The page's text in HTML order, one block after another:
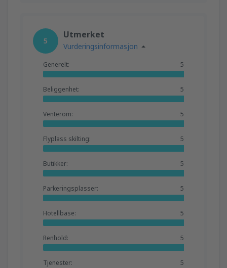
5
Utmerket
Vurderingsinformasjon
Generelt: 5
Beliggenhet: 5
Venterom: 5
Flyplass skilting: 5
Butikker: 5
Parkeringsplasser: 5
Hotellbase: 5
Renhold: 5
Tjenester: 5